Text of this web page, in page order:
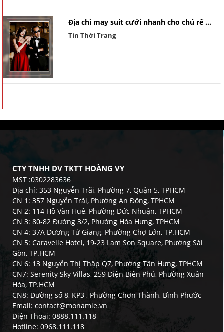
Địa chỉ may suit cưới nhanh cho chú rể ...
Tin Thời Trang
CTY TNHH DV TKTT HOÀNG VY
MST :0302283636
Địa chỉ: 353 Nguyễn Trãi, Phường 7, Quận 5, TPHCM
CN 1: 357 Nguyễn Trãi, Phường An Đông, TPHCM
CN 2: 114 Hồ Văn Huê, Phường Đức Nhuận, TPHCM
CN 3: 80-82 Đường 3/2, Phường Hòa Hưng, TPHCM
CN 4: 37A Dương Tử Giang, Phường Chợ Lớn, TP.HCM
CN 5: Caravelle Hotel, 19-23 Lam Son Square, Phường Sài
Gòn, TP.HCM
CN 6: 13 Nguyễn Thị Thập Q7, Phường Tân Hưng, TPHCM
CN7: Serenity Sky Villas, 259 Điện Biên Phủ, Phường Xuân
Hòa, TP.HCM
CN8: Đường số 8, KP3 , Phường Chơn Thành, Bình Phước
Email: contact@monamie.vn
Điện Thoại: 0888.111.118
Hotline: 0968.111.118